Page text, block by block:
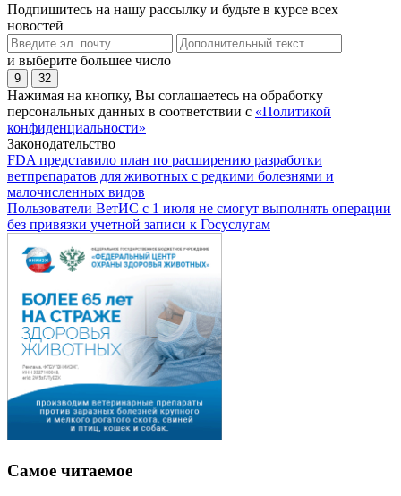
Подпишитесь на нашу рассылку и будьте в курсе всех
новостей
и выберите большее число
9 32
Нажимая на кнопку, Вы соглашаетесь на обработку
персональных данных в соответствии с «Политикой
конфиденциальности»
Законодательство
FDA представило план по расширению разработки
ветпрепаратов для животных с редкими болезнями и
малочисленных видов
Пользователи ВетИС с 1 июля не смогут выполнять операции
без привязки учетной записи к Госуслугам
Самое читаемое